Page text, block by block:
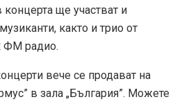
ще участват и
както и трио от
ФМ радио.
вече се продават на
в зала „България”. Можете